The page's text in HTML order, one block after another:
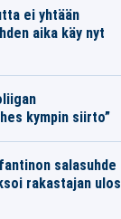
ei yhtään
aika käy nyt
kympin siirto”
salasuhde
rakastajan ulos